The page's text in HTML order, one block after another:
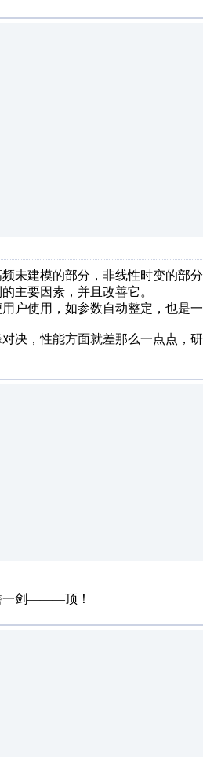
未建模的部分，非线性时变的部
主要因素，并且改善它。
户使用，如参数自动整定，也是
决，性能方面就差那么一点点，
一剑———顶！